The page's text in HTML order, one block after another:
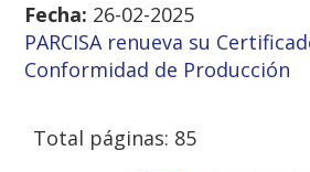
Fecha: 26-02-2025
PARCISA renueva su
Conformidad de Producción
Total páginas: 85